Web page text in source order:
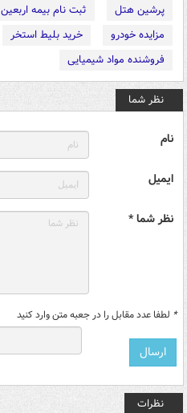
پرشین هتل
ثبت نام بیمه اربعین
مزایده خودرو
خرید بلیط استخر
فروشنده مواد شیمیایی
نظر شما
نام
ایمیل
نظر شما *
* لطفا عدد مقابل را در جعبه متن وارد کنید
نظرات